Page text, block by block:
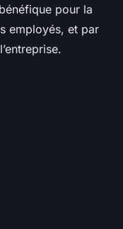
pour la
employés, et par